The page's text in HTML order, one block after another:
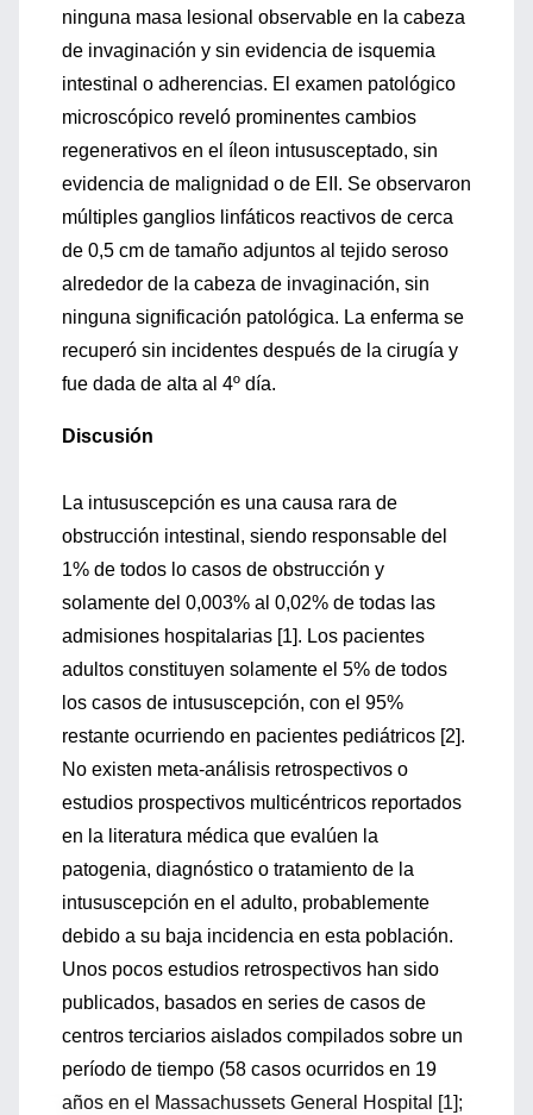
ninguna masa lesional observable en la cabeza
de invaginación y sin evidencia de isquemia
intestinal o adherencias. El examen patológico
microscópico reveló prominentes cambios
regenerativos en el íleon intususceptado, sin
evidencia de malignidad o de EII. Se observaron
múltiples ganglios linfáticos reactivos de cerca
de 0,5 cm de tamaño adjuntos al tejido seroso
alrededor de la cabeza de invaginación, sin
ninguna significación patológica. La enferma se
recuperó sin incidentes después de la cirugía y
fue dada de alta al 4º día.
Discusión
La intususcepción es una causa rara de
obstrucción intestinal, siendo responsable del
1% de todos lo casos de obstrucción y
solamente del 0,003% al 0,02% de todas las
admisiones hospitalarias [1]. Los pacientes
adultos constituyen solamente el 5% de todos
los casos de intususcepción, con el 95%
restante ocurriendo en pacientes pediátricos [2].
No existen meta-análisis retrospectivos o
estudios prospectivos multicéntricos reportados
en la literatura médica que evalúen la
patogenia, diagnóstico o tratamiento de la
intususcepción en el adulto, probablemente
debido a su baja incidencia en esta población.
Unos pocos estudios retrospectivos han sido
publicados, basados en series de casos de
centros terciarios aislados compilados sobre un
período de tiempo (58 casos ocurridos en 19
años en el Massachussets General Hospital [1];